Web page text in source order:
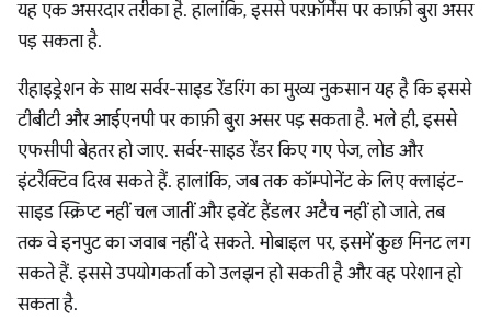
यह एक असरदार तरीका है. हालांकि, इससे परफ़ॉर्मेंस पर काफ़ी बुरा असर
पड़ सकता है.
रीहाइड्रेशन के साथ सर्वर-साइड रेंडरिंग का मुख्य नुकसान यह है कि इससे
टीबीटी और आईएनपी पर काफ़ी बुरा असर पड़ सकता है. भले ही, इससे
एफसीपी बेहतर हो जाए. सर्वर-साइड रेंडर किए गए पेज, लोड और
इंटरैक्टिव दिख सकते हैं. हालांकि, जब तक कॉम्पोनेंट के लिए क्लाइंट-
साइड स्क्रिप्ट नहीं चल जातीं और इवेंट हैंडलर अटैच नहीं हो जाते, तब
तक वे इनपुट का जवाब नहीं दे सकते. मोबाइल पर, इसमें कुछ मिनट लग
सकते हैं. इससे उपयोगकर्ता को उलझन हो सकती है और वह परेशान हो
सकता है.